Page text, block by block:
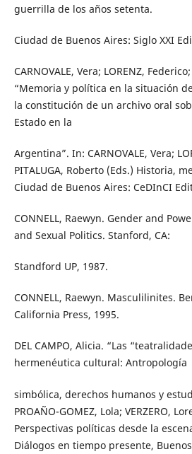
guerrilla de los años setenta.
Ciudad de Buenos Aires: Siglo XXI
CARNOVALE, Vera; LORENZ,
“Memoria y política en la situación
la constitución de un archivo oral
Estado en la
Argentina”. In: CARNOVALE, Vera;
PITALUGA, Roberto (Eds.) Historia,
Ciudad de Buenos Aires: CeDInCI
CONNELL, Raewyn. Gender and
and Sexual Politics. Stanford, CA:
Standford UP, 1987.
CONNELL, Raewyn. Masculilinites.
California Press, 1995.
DEL CAMPO, Alicia. “Las
hermenéutica cultural: Antropología
simbólica, derechos humanos y
PROAÑO-GOMEZ, Lola; VERZERO,
Perspectivas políticas desde la
Diálogos en tiempo presente,